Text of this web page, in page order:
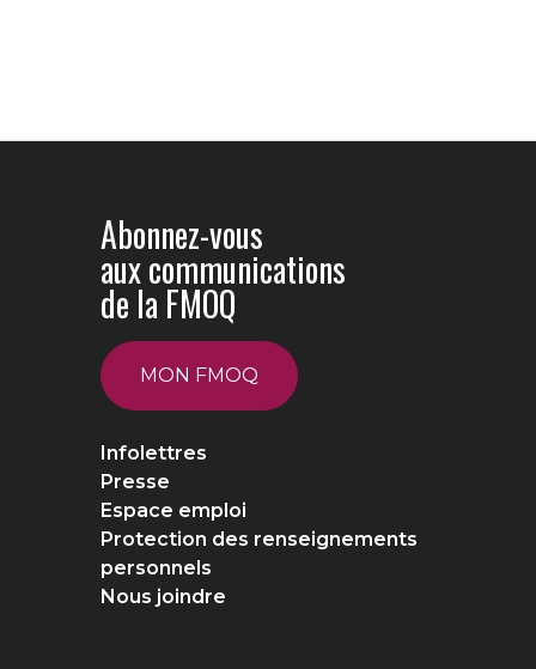
Abonnez-vous
aux communications
de la FMOQ
MON FMOQ
Infolettres
Presse
Espace emploi
Protection des renseignements
personnels
Nous joindre